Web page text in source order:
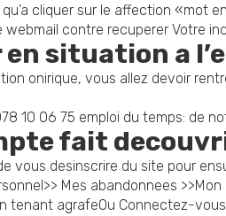
qu’a cliquer sur le affection
webmail contre recuperer Votre
situation a
onirique, vous allez devoir
10 06 75 emploi du temps: de
fait
vous desinscrire du site pour
Mes abandonnees
tenant agrafeOu Connectez-